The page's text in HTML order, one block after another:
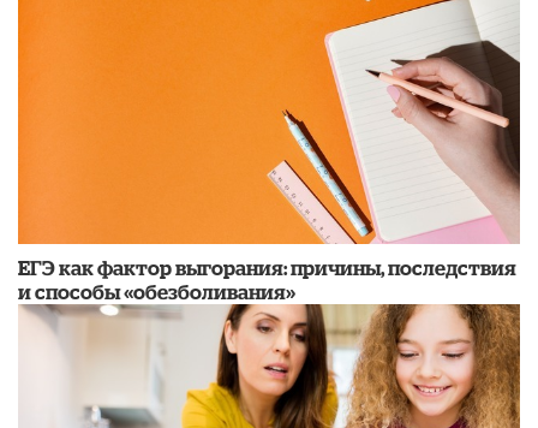
​ЕГЭ как фактор выгорания: причины, последствия
и способы «обезболивания»